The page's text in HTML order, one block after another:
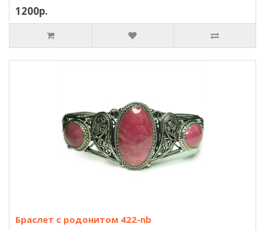
1200р.
Браслет с родонитом 422-nb